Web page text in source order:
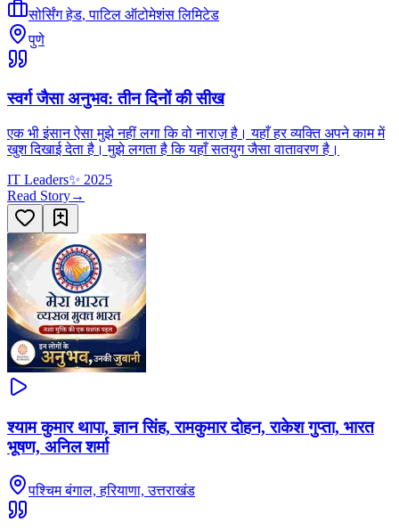
सोर्सिंग हेड,पाटिल ऑटोमेशंस लिमिटेड
पुणे
स्वर्ग जैसा अनुभव: तीन दिनों की सीख
एक भी इंसान ऐसा मुझे नहीं लगा कि वो नाराज़ है। यहाँ हर व्यक्ति अपने काम में
खुश दिखाई देता है। मुझे लगता है कि यहाँ सतयुग जैसा वातावरण है।
IT Leaders✨ 2025
Read Story→
श्याम कुमार थापा, ज्ञान सिंह, रामकुमार दोहन, राकेश गुप्ता, भारत
भूषण, अनिल शर्मा
पश्चिम बंगाल, हरियाणा, उत्तराखंड